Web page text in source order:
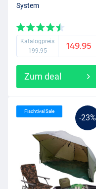
System
Katalogpreis
199.95
149.95
Zum deal
-23%
Fischtival Sale